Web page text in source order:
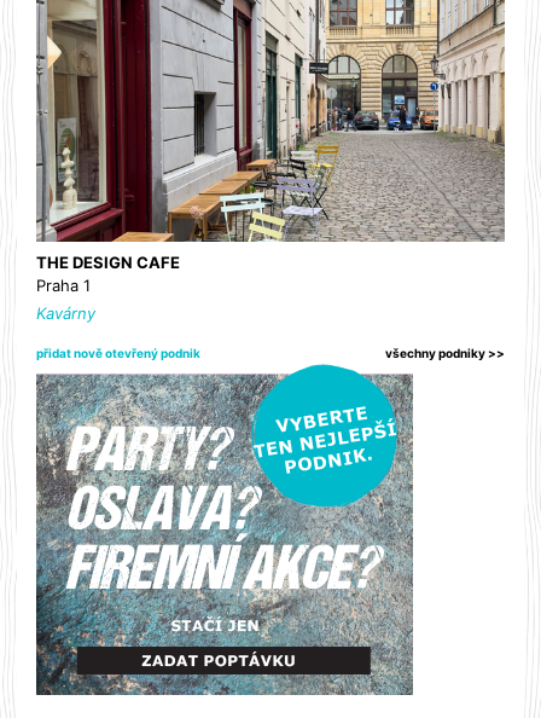
THE DESIGN CAFE
Praha 1
Kavárny
přidat nově otevřený podnik všechny podniky >>